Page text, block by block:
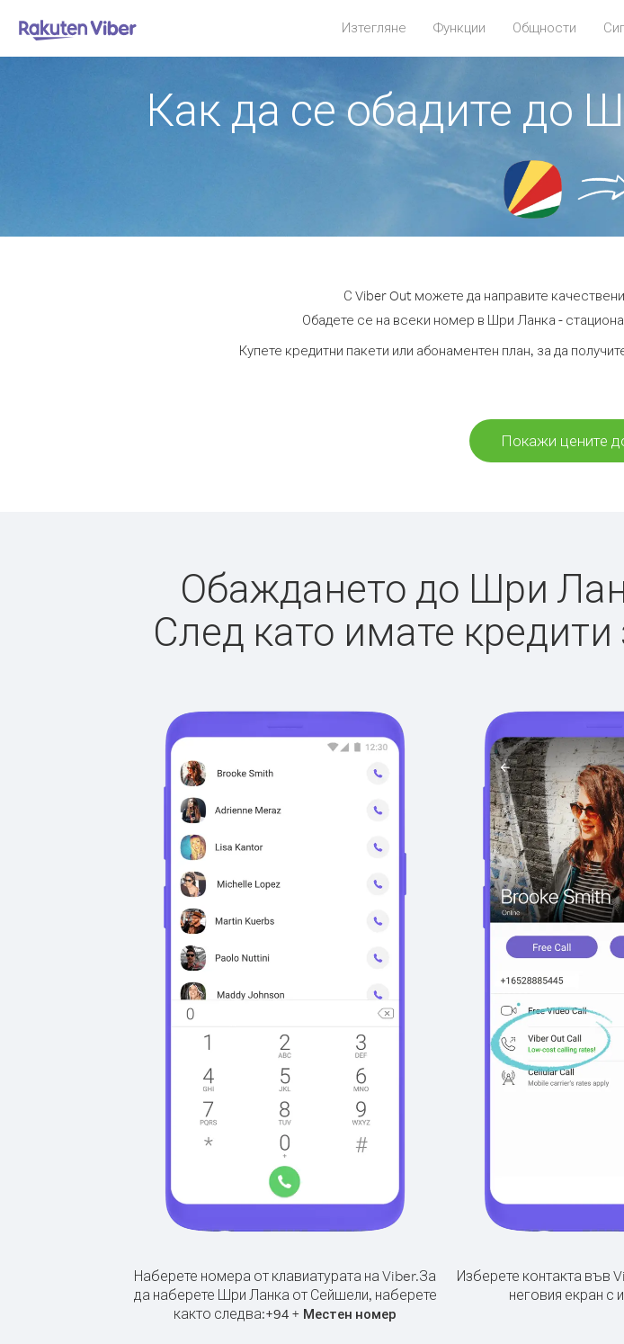
Изтегляне Функции Общности
Как да се обадите до
С Viber Out можете да направите
Обадете се на всеки номер в Шри Ланка -
Купете кредитни пакети или абонаментен план, за да
Покажи цените
Обаждането до Шри
След като имате
Наберете номера от клавиатурата на Viber.За
да наберете Шри Ланка от Сейшели, наберете
както следва:+94 + Местен номер
Изберете контакта във
неговия екран с